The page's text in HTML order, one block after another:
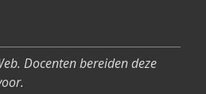
Docenten bereiden deze